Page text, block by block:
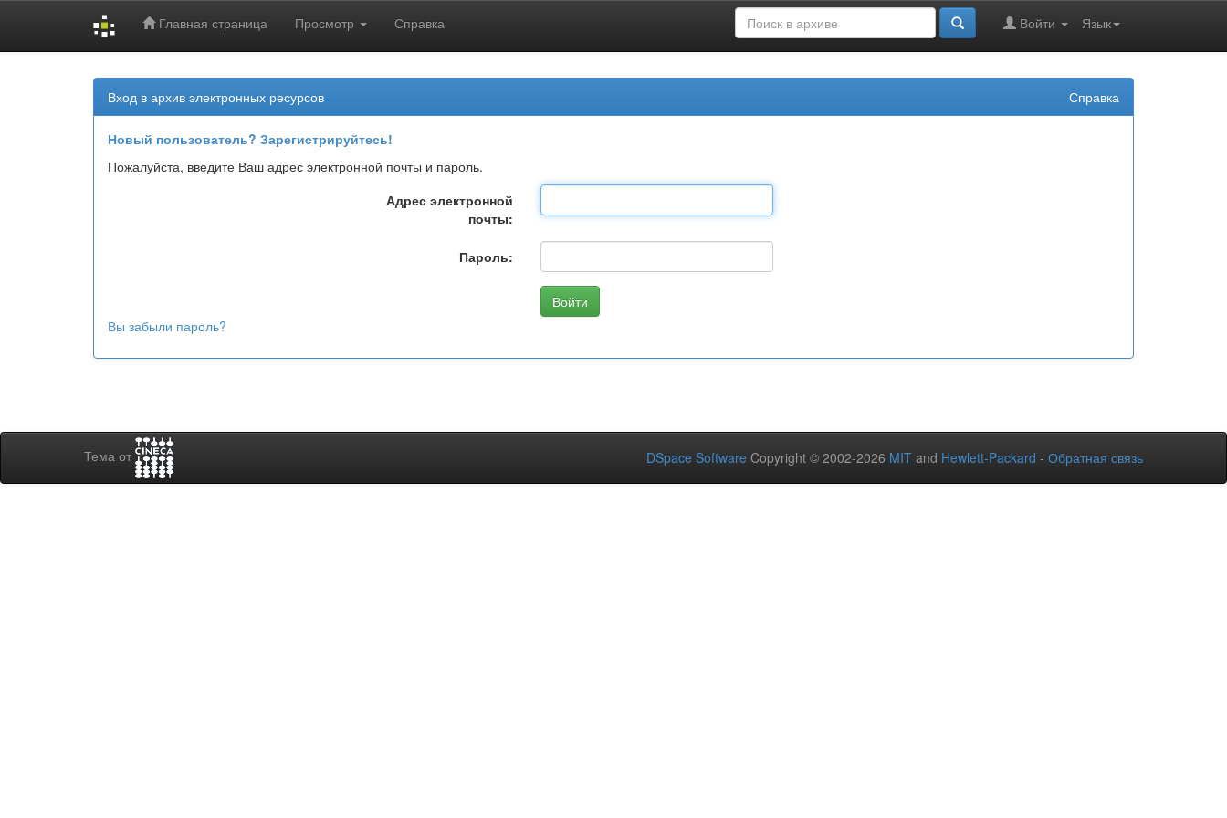
Главная страница Просмотр Справка Язык
Войти
Вход в архив электронных ресурсов Справка
Новый пользователь? Зарегистрируйтесь!
Пожалуйста, введите Ваш адрес электронной почты и пароль.
Адрес электронной
почты:
Пароль:
Вы забыли пароль?
Тема от DSpace Software Copyright © 2002-2026 MIT and Hewlett-Packard - Обратная связь